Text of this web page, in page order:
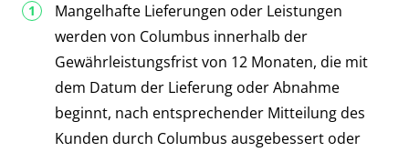
Mangelhafte Lieferungen oder Leistungen
werden von Columbus innerhalb der
Gewährleistungsfrist von 12 Monaten, die mit
dem Datum der Lieferung oder Abnahme
beginnt, nach entsprechender Mitteilung des
Kunden durch Columbus ausgebessert oder